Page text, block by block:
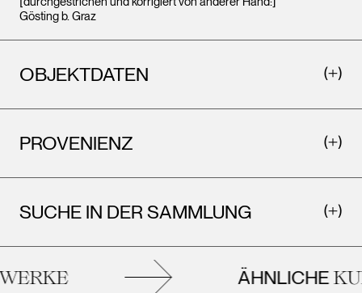
Leopold Museum,
Gösting b. Graz
OBJEKTDATEN
PROVENIENZ
SUCHE IN DER SAMMLUNG
ÄHNLICHE